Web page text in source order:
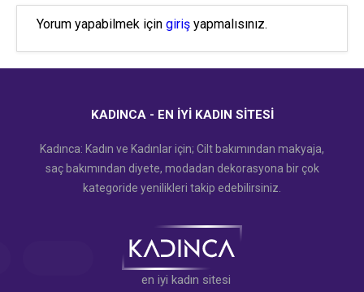
Yorum yapabilmek için giriş yapmalısınız.
KADINCA - EN İYI KADIN SITESI
Kadınca: Kadın ve Kadınlar için; Cilt bakımından makyaja,
saç bakımından diyete, modadan dekorasyona bir çok
kategoride yenilikleri takip edebilirsiniz.
en iyi kadın sitesi